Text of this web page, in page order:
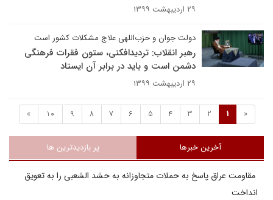
۲۹ اردیبهشت ۱۳۹۹
دولت جوان و حزب‌اللهی علاج مشکلات کشور است
رهبر انقلاب: تردیدافکنی، ستون فقرات فرهنگی
دشمن است و باید در برابر آن ایستاد
۲۹ اردیبهشت ۱۳۹۹
«
1
2
3
4
5
6
7
8
9
10
»
آخرین خبرها پر بازدیدترین ها
مقاومت عراق پاسخ به حملات متجاوزانه به حشد الشعبی را به تعویق
انداخت